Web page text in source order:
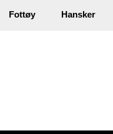
inkl. mva.
Fottøy Hansker